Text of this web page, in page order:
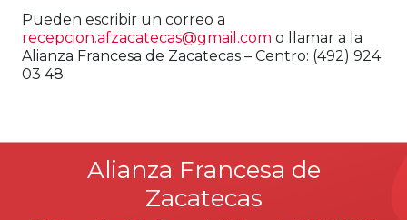
Pueden escribir un correo a
recepcion.afzacatecas@gmail.com o llamar a la
Alianza Francesa de Zacatecas – Centro: (492) 924
03 48.
Alianza Francesa de
Zacatecas